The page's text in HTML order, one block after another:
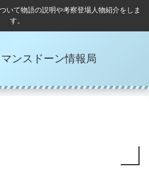
いて物語の説明や考察登場人物紹介をしま
す。
ンスドーン情報局